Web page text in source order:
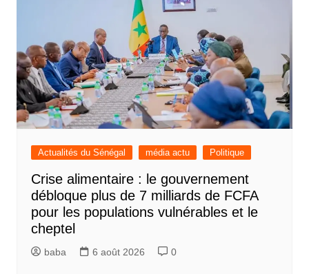
Actualités du Sénégal média actu Politique
Crise alimentaire : le gouvernement
débloque plus de 7 milliards de FCFA
pour les populations vulnérables et le
cheptel
baba 6 août 2026 0